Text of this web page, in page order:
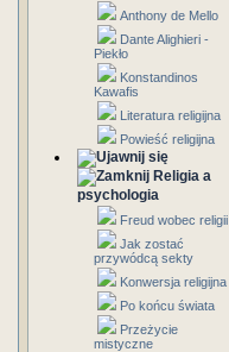
Anthony de Mello
Dante Alighieri -
Piekło
Konstandinos
Kawafis
Literatura religijna
Powieść religijna
Religia a
psychologia
Freud wobec religii
Jak zostać
przywódcą sekty
Konwersja religijna
Po końcu świata
Przeżycie
mistyczne